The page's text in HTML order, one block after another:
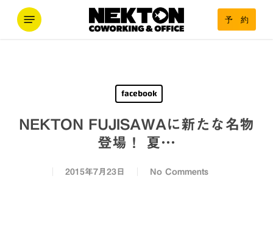
予 約
Menu
facebook
NEKTON FUJISAWAに新たな名物
登場！ 夏…
2015年7月23日 No Comments